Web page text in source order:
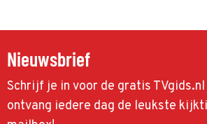
Nieuwsbrief
Schrijf je in voor de gratis
ontvang iedere dag de leukste